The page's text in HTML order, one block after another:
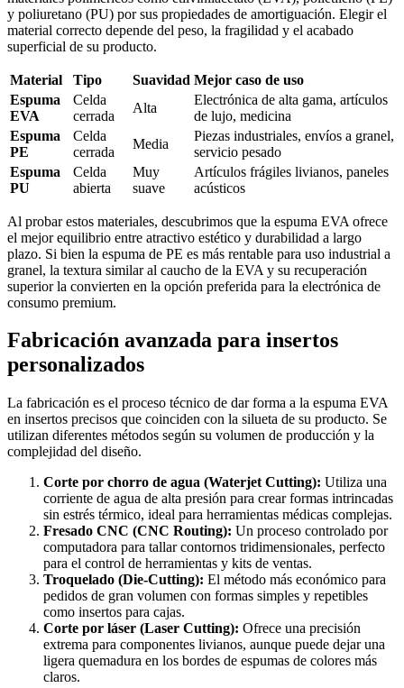
y poliuretano (PU) por sus propiedades de amortiguación. Elegir el
material correcto depende del peso, la fragilidad y el acabado
superficial de su producto.
Material Tipo Suavidad Mejor caso de uso
Espuma
EVA
Celda
cerrada
Alta
Electrónica de alta gama, artículos
de lujo, medicina
Espuma
PE
Celda
cerrada
Media
Piezas industriales, envíos a granel,
servicio pesado
Espuma
PU
Celda
abierta
Muy
suave
Artículos frágiles livianos, paneles
acústicos
Al probar estos materiales, descubrimos que la espuma EVA ofrece
el mejor equilibrio entre atractivo estético y durabilidad a largo
plazo. Si bien la espuma de PE es más rentable para uso industrial a
granel, la textura similar al caucho de la EVA y su recuperación
superior la convierten en la opción preferida para la electrónica de
consumo premium.
Fabricación avanzada para insertos
personalizados
La fabricación es el proceso técnico de dar forma a la espuma EVA
en insertos precisos que coinciden con la silueta de su producto. Se
utilizan diferentes métodos según su volumen de producción y la
complejidad del diseño.
Corte por chorro de agua (Waterjet Cutting): Utiliza una
corriente de agua de alta presión para crear formas intrincadas
sin estrés térmico, ideal para herramientas médicas complejas.
Fresado CNC (CNC Routing): Un proceso controlado por
computadora para tallar contornos tridimensionales, perfecto
para el control de herramientas y kits de ventas.
Troquelado (Die-Cutting): El método más económico para
pedidos de gran volumen con formas simples y repetibles
como insertos para cajas.
Corte por láser (Laser Cutting): Ofrece una precisión
extrema para componentes livianos, aunque puede dejar una
ligera quemadura en los bordes de espumas de colores más
claros.